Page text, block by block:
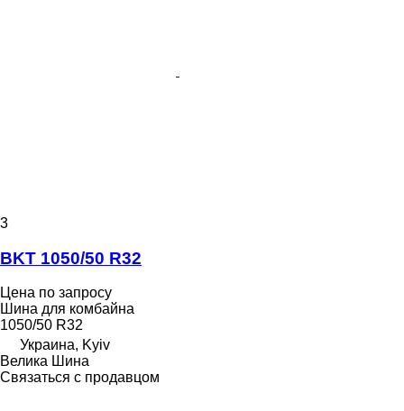
3
BKT 1050/50 R32
Цена по запросу
Шина для комбайна
1050/50 R32
Украина, Kyiv
Велика Шина
Связаться с продавцом